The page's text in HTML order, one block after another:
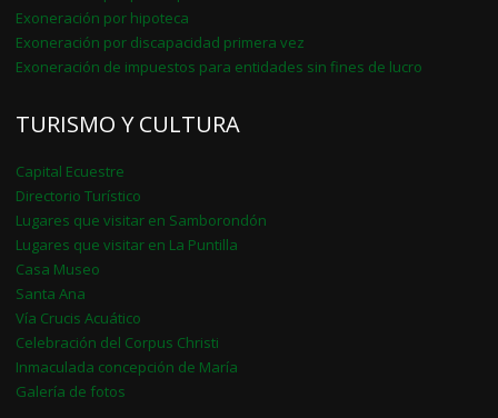
Exoneración por hipoteca
Exoneración por discapacidad primera vez
Exoneración de impuestos para entidades sin fines de lucro
TURISMO Y CULTURA
Capital Ecuestre
Directorio Turístico
Lugares que visitar en Samborondón
Lugares que visitar en La Puntilla
Casa Museo
Santa Ana
Vía Crucis Acuático
Celebración del Corpus Christi
Inmaculada concepción de María
Galería de fotos